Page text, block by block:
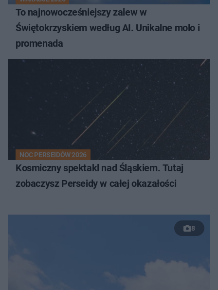
To najnowocześniejszy zalew w
Świętokrzyskiem według AI. Unikalne molo i
promenada
NOC PERSEIDÓW 2026
Kosmiczny spektakl nad Śląskiem. Tutaj
zobaczysz Perseidy w całej okazałości
8